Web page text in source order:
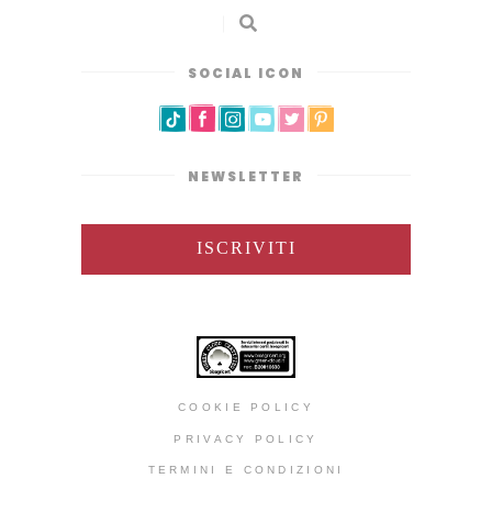
SOCIAL ICON
NEWSLETTER
ISCRIVITI
COOKIE POLICY
PRIVACY POLICY
TERMINI E CONDIZIONI